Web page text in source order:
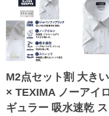
M2点セット割 大き
× TEXIMA ノーアイ
ギュラー 吸水速乾